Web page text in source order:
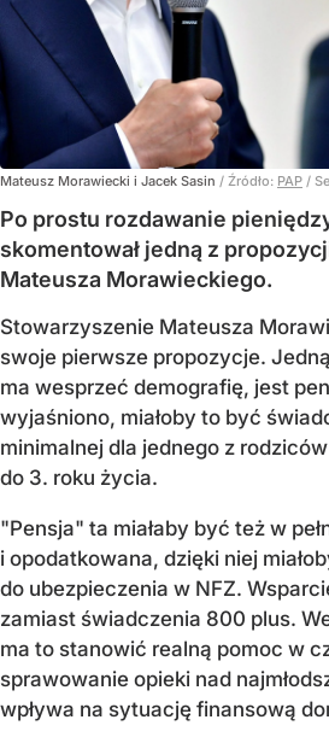
Mateusz Morawiecki i Jacek Sasin / Źródło: PAP /
Po prostu rozdawanie
skomentował jedną z
Mateusza Morawieckiego.
Stowarzyszenie Mateusza
swoje pierwsze propozycje.
ma wesprzeć demografię, jest
wyjaśniono, miałoby to być
minimalnej dla jednego z
do 3. roku życia.
"Pensja" ta miałaby być też w
i opodatkowana, dzięki niej
do ubezpieczenia w NFZ.
zamiast świadczenia 800 plus.
ma to stanowić realną pomoc w
sprawowanie opieki nad
wpływa na sytuację finansową